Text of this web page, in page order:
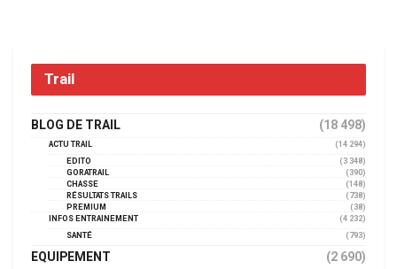
Trail
BLOG DE TRAIL (18 498)
ACTU TRAIL
(14 294)
EDITO
(3 348)
GORATRAIL
(390)
CHASSE
(148)
RÉSULTATS TRAILS
(738)
PREMIUM
(38)
INFOS ENTRAINEMENT
(4 232)
SANTÉ
(793)
EQUIPEMENT (2 690)